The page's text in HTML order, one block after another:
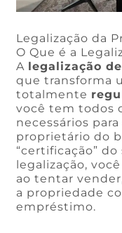
Legalização da
O Que é a
A legalização
que transforma
totalmente
você tem todos
necessários
proprietário do
“certificação”
legalização,
ao tentar
a propriedade
empréstimo.